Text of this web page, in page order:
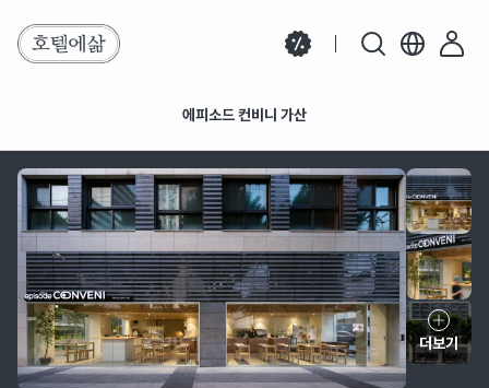
에피소드 컨비니 가산
에피소드 컨비니 가산
더보기